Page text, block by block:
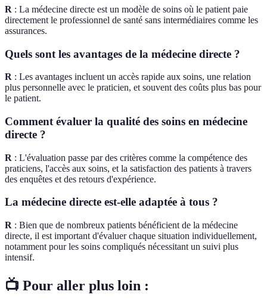
R : La médecine directe est un modèle de soins où le patient paie
directement le professionnel de santé sans intermédiaires comme les
assurances.
Quels sont les avantages de la médecine directe ?
R : Les avantages incluent un accès rapide aux soins, une relation
plus personnelle avec le praticien, et souvent des coûts plus bas pour
le patient.
Comment évaluer la qualité des soins en médecine
directe ?
R : L'évaluation passe par des critères comme la compétence des
praticiens, l'accès aux soins, et la satisfaction des patients à travers
des enquêtes et des retours d'expérience.
La médecine directe est-elle adaptée à tous ?
R : Bien que de nombreux patients bénéficient de la médecine
directe, il est important d'évaluer chaque situation individuellement,
notamment pour les soins compliqués nécessitant un suivi plus
intensif.
📺 Pour aller plus loin :